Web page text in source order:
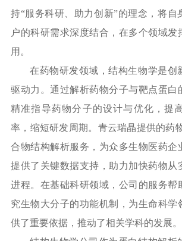
持“服务科研、助力创新”的理念，将自
户的科研需求深度结合，在多个领域发
用。
在药物研发领域，结构生物学是创
驱动力。通过解析药物分子与靶点蛋白
精准指导药物分子的设计与优化，提
率，缩短研发周期。青云瑞晶提供的药
合物结构解析服务，为众多生物医药企
提供了关键数据支持，助力加快药物从
进程。在基础科研领域，公司的服务帮
究生物大分子的功能机制，为生命科学
供了重要依据，推动了相关学科的发展。